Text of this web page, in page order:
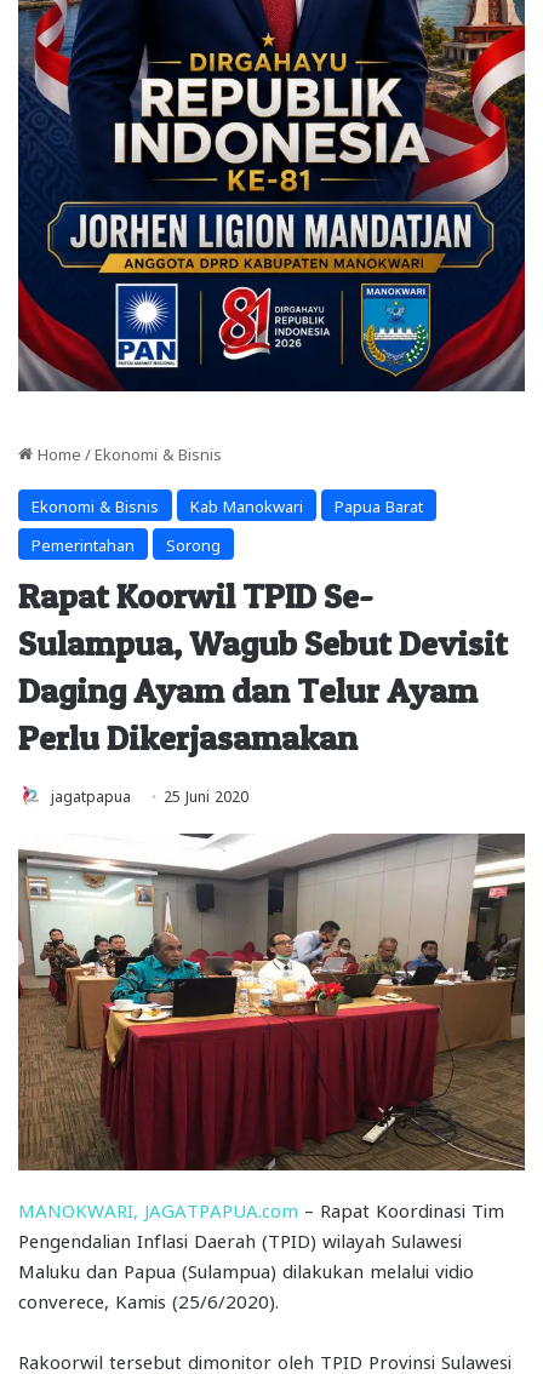
Home / Ekonomi & Bisnis
Ekonomi & Bisnis Kab Manokwari Papua Barat
Pemerintahan Sorong
Rapat Koorwil TPID Se-
Sulampua, Wagub Sebut Devisit
Daging Ayam dan Telur Ayam
Perlu Dikerjasamakan
jagatpapua 25 Juni 2020
MANOKWARI, JAGATPAPUA.com – Rapat Koordinasi Tim
Pengendalian Inflasi Daerah (TPID) wilayah Sulawesi
Maluku dan Papua (Sulampua) dilakukan melalui vidio
converece, Kamis (25/6/2020).
Rakoorwil tersebut dimonitor oleh TPID Provinsi Sulawesi